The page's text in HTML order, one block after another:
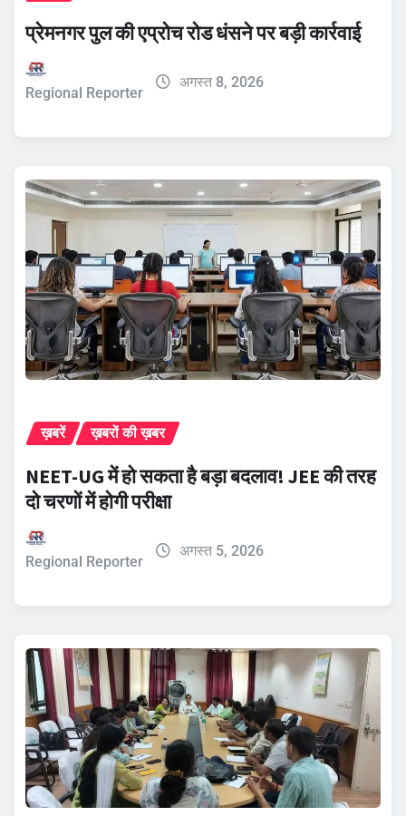
प्रेमनगर पुल की एप्रोच रोड धंसने पर बड़ी कार्रवाई
Regional Reporter
अगस्त 8, 2026
ख़बरें ख़बरों की ख़बर
NEET-UG में हो सकता है बड़ा बदलाव! JEE की तरह
दो चरणों में होगी परीक्षा
Regional Reporter
अगस्त 5, 2026